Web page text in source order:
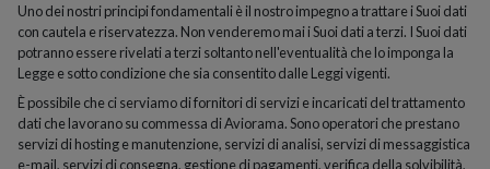
Uno dei nostri principi fondamentali è il nostro impegno a trattare i Suoi dati
con cautela e riservatezza. Non venderemo mai i Suoi dati a terzi. I Suoi dati
potranno essere rivelati a terzi soltanto nell'eventualità che lo imponga la
Legge e sotto condizione che sia consentito dalle Leggi vigenti.
È possibile che ci serviamo di fornitori di servizi e incaricati del trattamento
dati che lavorano su commessa di Aviorama. Sono operatori che prestano
servizi di hosting e manutenzione, servizi di analisi, servizi di messaggistica
e-mail, servizi di consegna, gestione di pagamenti, verifica della solvibilità,